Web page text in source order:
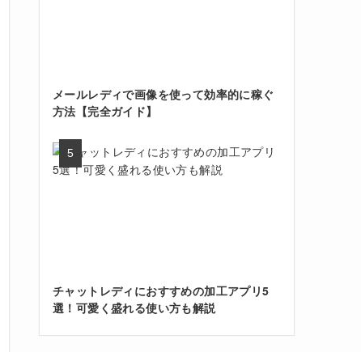
メールレディで画像を使って効率的に稼ぐ
方法【完全ガイド】
チャットレディにおすすめの加工アプリ5
選！可愛く盛れる使い方も解説